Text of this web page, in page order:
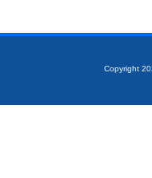
Copyright